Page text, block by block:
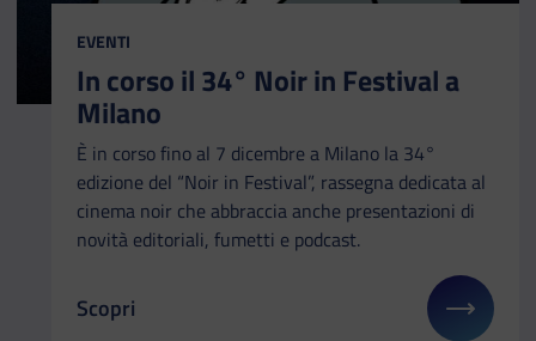
CATEGORIA:
EVENTI
In corso il 34° Noir in Festival a
Milano
È in corso fino al 7 dicembre a Milano la 34°
edizione del “Noir in Festival”, rassegna dedicata al
cinema noir che abbraccia anche presentazioni di
novità editoriali, fumetti e podcast.
Il link ti porterà ad avere maggiori dettagli su: In
Scopri